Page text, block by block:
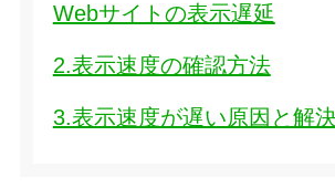
Webサイトの表示遅延
2.表示速度の確認方法
3.表示速度が遅い原因と解